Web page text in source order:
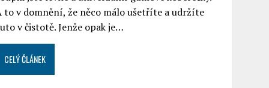
to v domnění, že něco málo ušetříte a udržíte
v čistotě. Jenže opak je…
CELÝ ČLÁNEK